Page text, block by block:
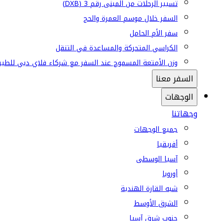
تسيير الرحلات من المبنى رقم 3 (DXB)
السفر خلال موسم العمرة والحج
سفر الأم الحامل
الكراسي المتحركة والمساعدة في التنقل
وزن الأمتعة المسموح عند السفر مع شركاء فلاي دبي
السفر معنا
الوجهات
وجهاتنا
جميع الوجهات
أفريقيا
آسيا الوسطى
أوروبا
شبه القارة الهندية
الشرق الأوسط
جنوب شرق آسيا